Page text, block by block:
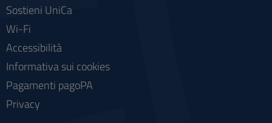
Sostieni UniCa
Wi-Fi
Accessibilità
Informativa sui cookies
Pagamenti pagoPA
Privacy